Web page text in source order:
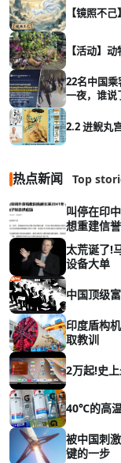
【镜照不
【活动】
22名中国
一夜，谁说
2.2 进鲵丸
热点新闻 Top
叫停在印
想重建信誉
太荒诞了!
设备大单
中国顶级
印度盾构
取教训
2万起!史
40℃的高
被中国刺
键的一步